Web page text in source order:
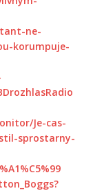
ne-
korumpuje-
Je-cas-
sprostarny-